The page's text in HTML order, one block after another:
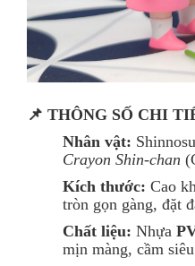
📌 THÔNG SỐ CHI
Nhân vật:
Crayon Shin-chan
Kích thước: Cao
tròn gọn gàng, đặt
Chất liệu: Nhựa
mịn màng, cầm